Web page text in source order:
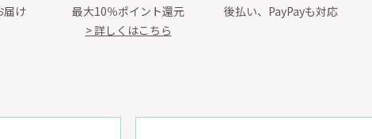
届け
最大10％ポイント還元
> 詳しくはこちら
後払い、PayPayも対応